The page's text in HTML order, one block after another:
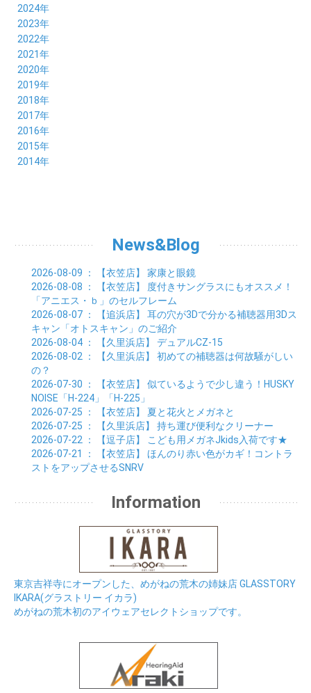
12月 (14)
11月 (17)
10月 (21)
09月 (20)
08月 (20)
07月 (18)
06月 (22)
05月 (21)
04月 (19)
03月 (19)
02月 (19)
01月 (21)
2024年
12月 (19)
11月 (21)
10月 (23)
09月 (23)
08月 (20)
07月 (21)
06月 (22)
05月 (18)
04月 (26)
03月 (23)
02月 (29)
2023年
12月 (19)
11月 (19)
10月 (20)
09月 (22)
08月 (24)
07月 (26)
06月 (25)
05月 (28)
04月 (26)
03月 (30)
2022年
12月 (36)
11月 (16)
10月 (22)
09月 (20)
08月 (18)
07月 (21)
06月 (23)
05月 (25)
04月 (20)
2021年
12月 (18)
11月 (19)
10月 (20)
09月 (24)
08月 (35)
07月 (17)
06月 (25)
05月 (31)
2020年
12月 (19)
11月 (23)
10月 (24)
09月 (29)
08月 (26)
07月 (25)
06月 (21)
2019年
12月 (26)
11月 (21)
10月 (26)
09月 (26)
08月 (31)
07月 (22)
2018年
12月 (22)
11月 (28)
10月 (23)
09月 (27)
08月 (24)
01月 (24)
2017年
12月 (20)
11月 (22)
10月 (21)
02月 (20)
01月 (23)
2016年
12月 (26)
11月 (21)
03月 (25)
02月 (30)
01月 (33)
2015年
12月 (36)
06月 (15)
04月 (9)
03月 (7)
02月 (7)
01月 (9)
2014年
News&Blog
2026-08-09 ： 【衣笠店】 家康と眼鏡
2026-08-08 ： 【衣笠店】
度付きサングラスにもオススメ！
「アニエス・ｂ」のセルフレーム
2026-08-07 ： 【追浜店】 耳の穴が3Dで分かる補聴器用3Dス
キャン「オトスキャン」のご紹介
2026-08-04 ： 【久里浜店】 デュアルCZ-15
2026-08-02 ： 【久里浜店】 初めての補聴器は何故騒がしい
の？
2026-07-30 ： 【衣笠店】 似ているようで少し違う！HUSKY
NOISE「H-224」「H-225」
2026-07-25 ： 【衣笠店】 夏と花火とメガネと
2026-07-25 ： 【久里浜店】 持ち運び便利なクリーナー
2026-07-22 ： 【逗子店】
こども用メガネJkids入荷です★
2026-07-21
： 【衣笠店】 ほんのり赤い色がカギ！コントラ
ストをアップさせるSNRV
Information
東京吉祥寺にオープンした、めがねの荒木の姉妹店 GLASSTORY
IKARA(グラストリー イカラ)
めがねの荒木初のアイウェアセレクトショップです。